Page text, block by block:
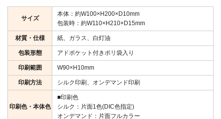
サイズ
本体：約W100×H200×D10mm
包装時：約W110×H210×D15mm
材質・仕様 紙、ガラス、白灯油
包装形態 アドポケット付きポリ袋入り
印刷範囲 W90×H10mm
印刷方法 シルク印刷、オンデマンド印刷
印刷色・本体色
■印刷色
シルク：片面1色(DIC色指定)
オンデマンド：片面フルカラー